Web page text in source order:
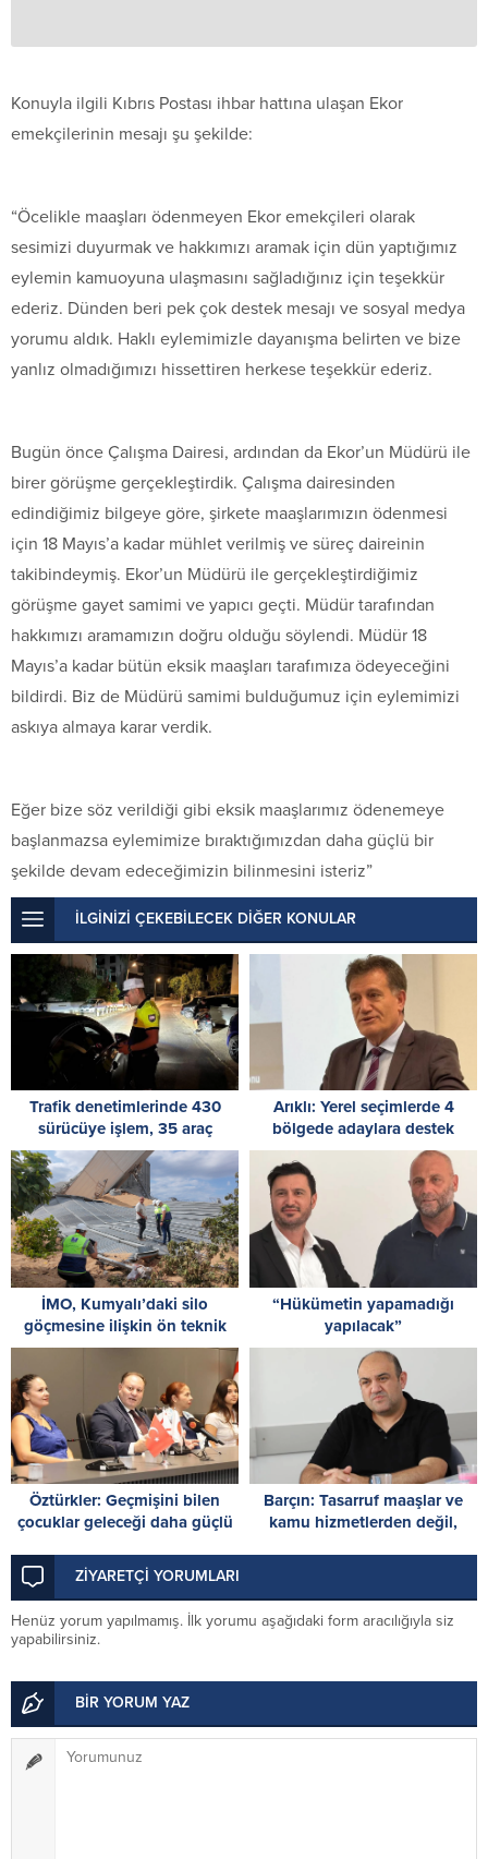
Konuyla ilgili Kıbrıs Postası ihbar hattına ulaşan Ekor
emekçilerinin mesajı şu şekilde:
“Öcelikle maaşları ödenmeyen Ekor emekçileri olarak
sesimizi duyurmak ve hakkımızı aramak için dün yaptığımız
eylemin kamuoyuna ulaşmasını sağladığınız için teşekkür
ederiz. Dünden beri pek çok destek mesajı ve sosyal medya
yorumu aldık. Haklı eylemimizle dayanışma belirten ve bize
yanlız olmadığımızı hissettiren herkese teşekkür ederiz.
Bugün önce Çalışma Dairesi, ardından da Ekor’un Müdürü ile
birer görüşme gerçekleştirdik. Çalışma dairesinden
edindiğimiz bilgeye göre, şirkete maaşlarımızın ödenmesi
için 18 Mayıs’a kadar mühlet verilmiş ve süreç daireinin
takibindeymiş. Ekor’un Müdürü ile gerçekleştirdiğimiz
görüşme gayet samimi ve yapıcı geçti. Müdür tarafından
hakkımızı aramamızın doğru olduğu söylendi. Müdür 18
Mayıs’a kadar bütün eksik maaşları tarafımıza ödeyeceğini
bildirdi. Biz de Müdürü samimi bulduğumuz için eylemimizi
askıya almaya karar verdik.
Eğer bize söz verildiği gibi eksik maaşlarımız ödenemeye
başlanmazsa eylemimize bıraktığımızdan daha güçlü bir
şekilde devam edeceğimizin bilinmesini isteriz”
İLGİNİZİ ÇEKEBİLECEK DİĞER KONULAR
Trafik denetimlerinde 430
sürücüye işlem, 35 araç
trafikten men edildi
Arıklı: Yerel seçimlerde 4
bölgede adaylara destek
planlıyoruz; nihai karar Parti
İMO, Kumyalı’daki silo
göçmesine ilişkin ön teknik
incelemesini tamamladı
“Hükümetin yapamadığı
yapılacak”
Öztürkler: Geçmişini bilen
çocuklar geleceği daha güçlü
Barçın: Tasarruf maaşlar ve
kamu hizmetlerden değil,
ZİYARETÇİ YORUMLARI
Henüz yorum yapılmamış. İlk yorumu aşağıdaki form aracılığıyla siz
yapabilirsiniz.
BİR YORUM YAZ